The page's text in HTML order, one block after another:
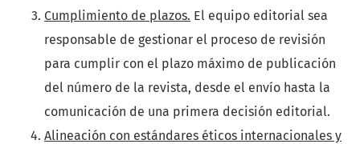
Cumplimiento de plazos. El equipo editorial sea
responsable de gestionar el proceso de revisión
para cumplir con el plazo máximo de publicación
del número de la revista, desde el envío hasta la
comunicación de una primera decisión editorial.
Alineación con estándares éticos internacionales y